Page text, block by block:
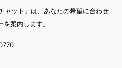
ャット」は、あなたの希望に合わせ
案内します。